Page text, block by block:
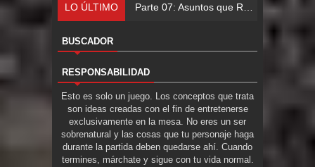
LO ÚLTIMO Parte 06: El Trato con los Muertos
BUSCADOR
RESPONSABILIDAD
Esto es solo un juego. Los conceptos que trata
son ideas creadas con el fin de entretenerse
exclusivamente en la mesa. No eres un ser
sobrenatural y las cosas que tu personaje haga
durante la partida deben quedarse ahí. Cuando
termines, márchate y sigue con tu vida normal.